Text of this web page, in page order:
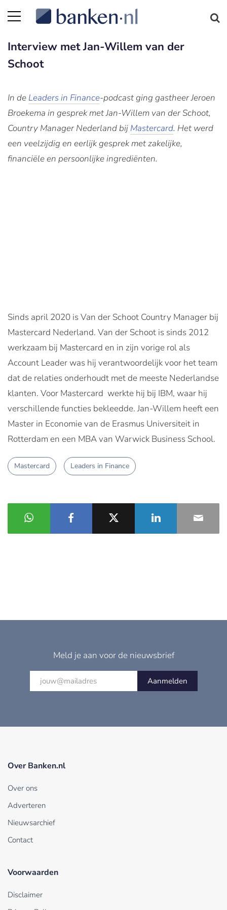
Interview met Jan-Willem van der
Schoot
In de Leaders in Finance-podcast ging gastheer Jeroen
Broekema in gesprek met Jan-Willem van der Schoot,
Country Manager Nederland bij Mastercard. Het werd
een veelzijdig en eerlijk gesprek met zakelijke,
financiële en persoonlijke ingrediënten.
Sinds april 2020 is Van der Schoot Country Manager bij
Mastercard Nederland. Van der Schoot is sinds 2012
werkzaam bij Mastercard en in zijn vorige rol als
Account Leader was hij verantwoordelijk voor het team
dat de relaties onderhoudt met de meeste Nederlandse
klanten. Voor Mastercard werkte hij bij IBM, waar hij
verschillende functies bekleedde. Jan-Willem heeft een
Master in Economie van de Erasmus Universiteit in
Rotterdam en een MBA van Warwick Business School.
Mastercard Leaders in Finance
Meld je aan voor de nieuwsbrief
Aanmelden
Over Banken.nl
Over ons
Adverteren
Nieuwsarchief
Contact
Voorwaarden
Disclaimer